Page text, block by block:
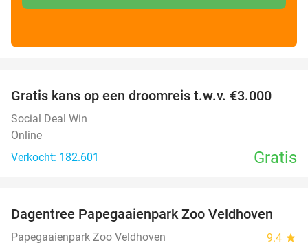
Gratis kans op een droomreis t.w.v. €3.000
Social Deal Win
Online
Verkocht: 182.601
Gratis
26%
Dagentree Papegaaienpark Zoo Veldhoven
Papegaaienpark Zoo Veldhoven 9.4 star